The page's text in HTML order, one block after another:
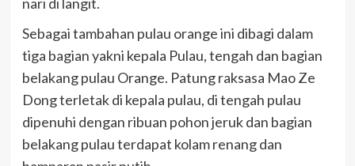
nari di langit.
Sebagai tambahan pulau orange ini dibagi dalam
tiga bagian yakni kepala Pulau, tengah dan bagian
belakang pulau Orange. Patung raksasa Mao Ze
Dong terletak di kepala pulau, di tengah pulau
dipenuhi dengan ribuan pohon jeruk dan bagian
belakang pulau terdapat kolam renang dan